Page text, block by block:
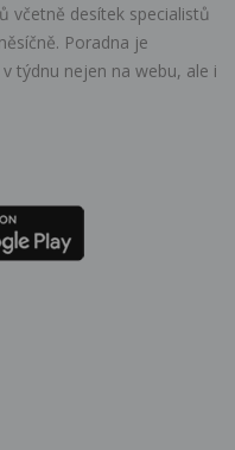
včetně desítek specialistů
Poradna je
týdnu nejen na webu, ale i